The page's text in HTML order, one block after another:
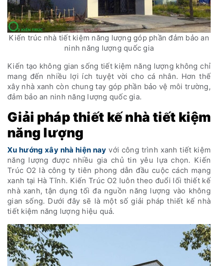
Kiến trúc nhà tiết kiệm năng lượng góp phần đảm bảo an
ninh năng lượng quốc gia
Kiến tạo không gian sống tiết kiệm năng lượng không chỉ
mang đến nhiều lợi ích tuyệt vời cho cá nhân. Hơn thế
xây nhà xanh còn chung tay góp phần bảo vệ môi trường,
đảm bảo an ninh năng lượng quốc gia.
Giải pháp thiết kế nhà tiết kiệm
năng lượng
Xu hướng xây nhà hiện nay với công trình xanh tiết kiệm
năng lượng được nhiều gia chủ tin yêu lựa chọn. Kiến
Trúc O2 là công ty tiên phong dẫn đầu cuộc cách mạng
xanh tại Hà Tĩnh. Kiến Trúc O2 luôn theo đuổi lối thiết kế
nhà xanh, tận dụng tối đa nguồn năng lượng vào không
gian sống. Dưới đây sẽ là một số giải pháp thiết kế nhà
tiết kiệm năng lượng hiệu quả.